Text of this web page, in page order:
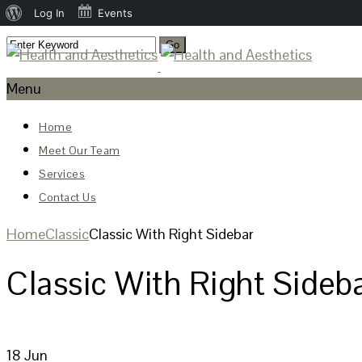
Menu
Home
Meet Our Team
Services
Contact Us
HomeClassicClassic With Right Sidebar
Classic With Right
18 Jun
About
WordPress
Log In Events